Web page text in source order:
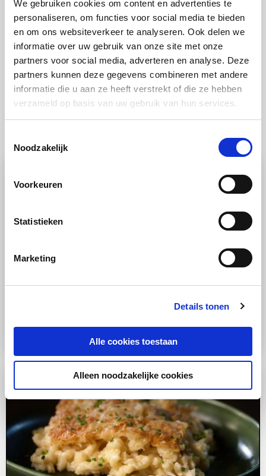
We gebruiken cookies om content en advertenties te
personaliseren, om functies voor social media te bieden
en om ons websiteverkeer te analyseren. Ook delen we
informatie over uw gebruik van onze site met onze
partners voor social media, adverteren en analyse. Deze
partners kunnen deze gegevens combineren met andere
informatie die u aan ze heeft verstrekt of die ze hebben
verzameld op basis van uw gebruik van hun services.
Noodzakelijk
Voorkeuren
Statistieken
Marketing
Details tonen
Alle cookies toestaan
Alleen noodzakelijke cookies
koolsalade en brood. Probeer ook eens ons recept
gepofte zoete aardappel